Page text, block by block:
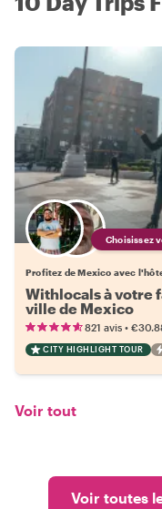
Choisissez
Profitez de Mexico avec
Withlocals à votre
ville de Mexico
821 avis •
CITY HIGHLIGHT TOUR
Voir tout
Voir toutes